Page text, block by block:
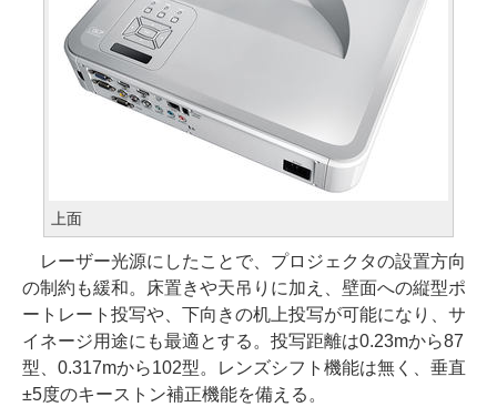
上面
レーザー光源にしたことで、プロジェクタの設置方向
の制約も緩和。床置きや天吊りに加え、壁面への縦型ポ
ートレート投写や、下向きの机上投写が可能になり、サ
イネージ用途にも最適とする。投写距離は0.23mから87
型、0.317mから102型。レンズシフト機能は無く、垂直
±5度のキーストン補正機能を備える。